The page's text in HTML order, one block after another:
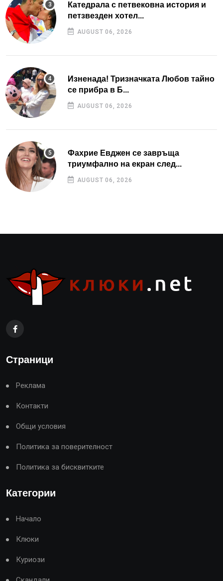
Катедрала с петвековна история и
петзвезден хотел...
AUGUST 06, 2026
Изненада! Тризначката Любов тайно
се прибра в Б...
AUGUST 06, 2026
Фахрие Евджен се завръща
триумфално на екран след...
AUGUST 06, 2026
Страници
Реклама
Контакти
Общи условия
Политика за поверителност
Политика за бисквитките
Категории
Начало
Клюки
Куриози